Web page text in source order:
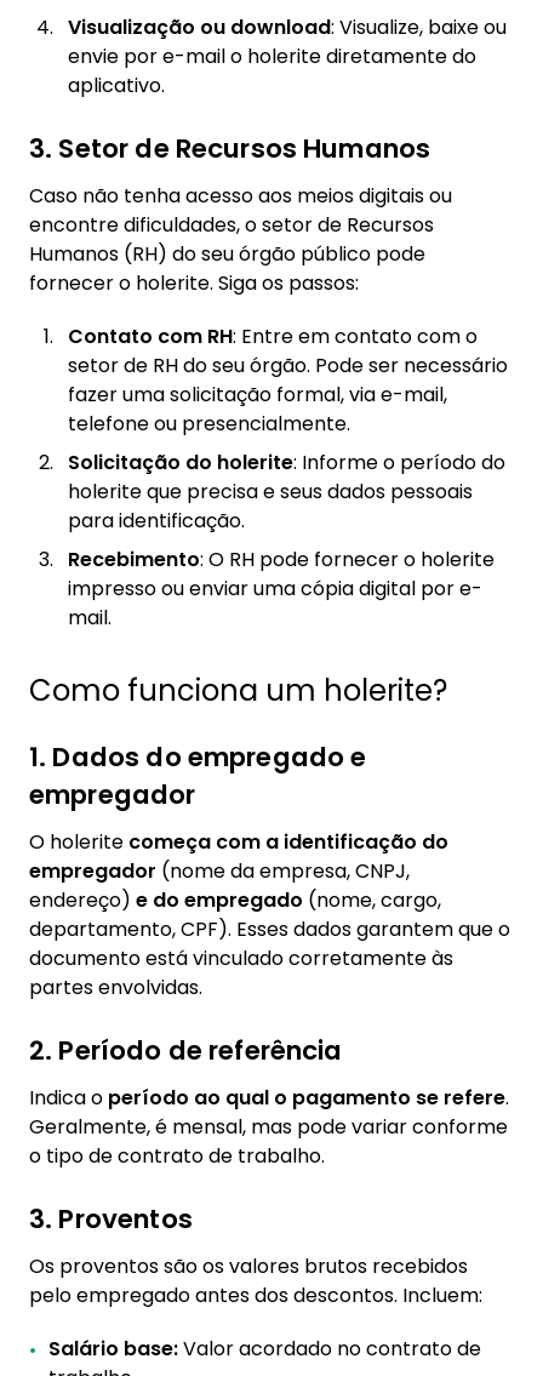
Visualização ou download: Visualize, baixe ou
envie por e-mail o holerite diretamente do
aplicativo.
3. Setor de Recursos Humanos
Caso não tenha acesso aos meios digitais ou
encontre dificuldades, o setor de Recursos
Humanos (RH) do seu órgão público pode
fornecer o holerite. Siga os passos:
Contato com RH: Entre em contato com o
setor de RH do seu órgão. Pode ser necessário
fazer uma solicitação formal, via e-mail,
telefone ou presencialmente.
Solicitação do holerite: Informe o período do
holerite que precisa e seus dados pessoais
para identificação.
Recebimento: O RH pode fornecer o holerite
impresso ou enviar uma cópia digital por e-
mail.
Como funciona um holerite?
1. Dados do empregado e
empregador
O holerite começa com a identificação do
empregador (nome da empresa, CNPJ,
endereço) e do empregado (nome, cargo,
departamento, CPF). Esses dados garantem que o
documento está vinculado corretamente às
partes envolvidas.
2. Período de referência
Indica o período ao qual o pagamento se refere.
Geralmente, é mensal, mas pode variar conforme
o tipo de contrato de trabalho.
3. Proventos
Os proventos são os valores brutos recebidos
pelo empregado antes dos descontos. Incluem:
Salário base:Valor acordado no contrato de